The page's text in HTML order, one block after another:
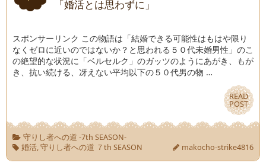
「婚活とは思わずに」
スポンサーリンク この物語は「結婚できる可能性はもはや限り
なくゼロに近いのではないか？と思われる５０代未婚男性」のこ
の絶望的な状況に「ベルセルク」のガッツのようにあがき、もが
き、抗い続ける、冴えない平均以下の５０代男の物 …
READ
POST
READ
POST
守りし者への道 -7th SEASON-
婚活,守りし者への道 ７th SEASON makocho-strike4816